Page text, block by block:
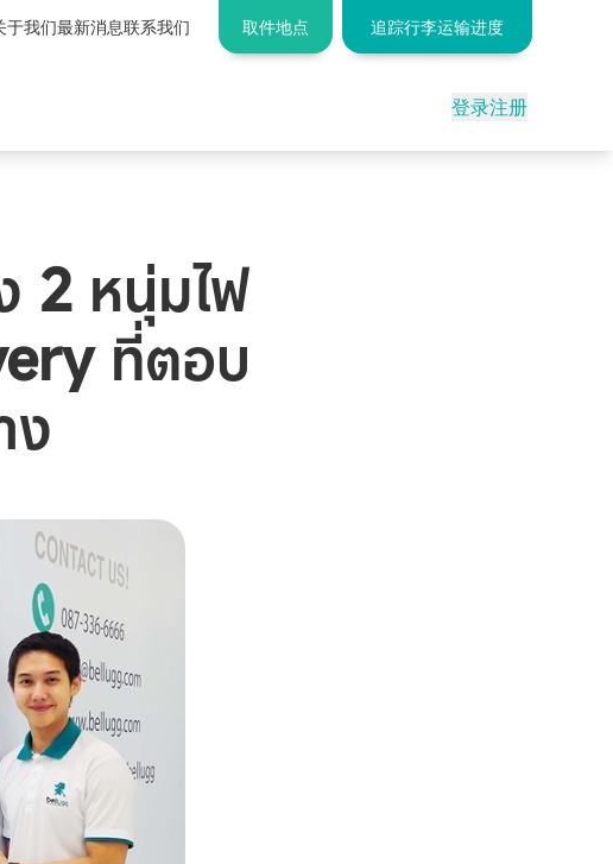
于我们最新消息联系我们 取件地点 追踪行李运输进度
登录注册
2 หนุ่มไฟ
ที่ตอบ
ง